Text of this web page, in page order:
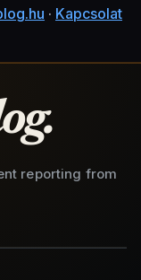
· Kapcsolat
reporting from